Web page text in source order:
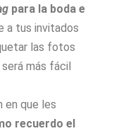
para la boda e
a tus invitados
las fotos
será más fácil
en que les
recuerdo el